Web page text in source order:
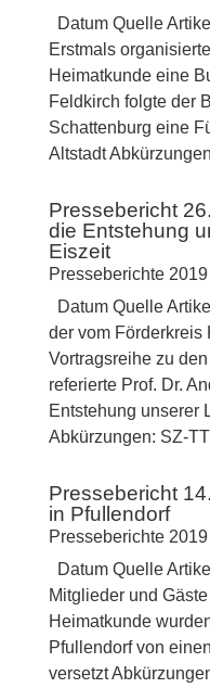
Datum Quelle
Erstmals
Heimatkunde eine
Feldkirch folgte der
Schattenburg eine
Altstadt
Pressebericht
die Entstehung
Eiszeit
Presseberichte 2019
Datum Quelle
der vom Förderkreis
Vortragsreihe zu
referierte Prof. Dr.
Entstehung unserer
Abkürzungen: SZ-
Pressebericht
in Pfullendorf
Presseberichte 2019
Datum Quelle
Mitglieder und
Heimatkunde
Pfullendorf von
versetzt